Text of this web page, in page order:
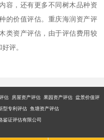
容，还有更多不同树木品种资
的价值评估。重庆海润资产评
类资产评估，由于评估费用较
评。
估 房屋资产评估 果园资产评估 盆景价值评
型专利评估 鱼塘资产评估
鉴证评估有限公司